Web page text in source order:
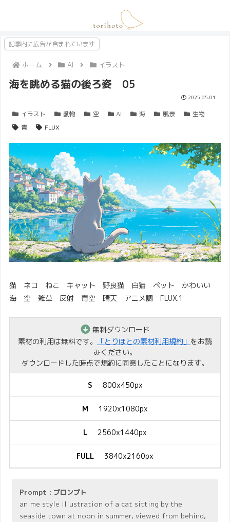
記事内に広告が含まれています
ホーム AI イラスト
海を眺める猫の後ろ姿 05
2025.05.01
イラスト 動物 空 AI 海 風景
生物
青
FLUX
猫 ネコ ねこ キャット 野良猫 白猫 ペット かわいい
海 空 雑草 反射 青空 晴天 アニメ調 FLUX.1
無料ダウンロード
素材の利用は無料です。
「とりほとの素材利用規約」 をお読
みください。
ダウンロードした時点で規約に同意したことになります。
S 800x450px
M 1920x1080px
L 2560x1440px
FULL 3840x2160px
Prompt : プロンプト
anime style illustration of a cat sitting by the
seaside town at noon in summer, viewed from behind,